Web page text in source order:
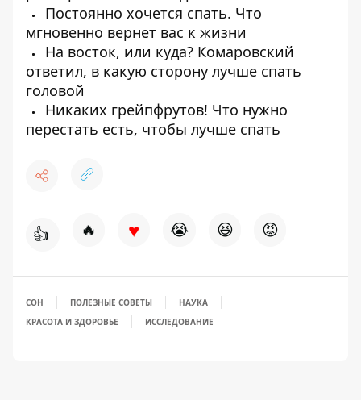
Постоянно хочется спать. Что
мгновенно вернет вас к жизни
На восток, или куда? Комаровский
ответил, в какую сторону лучше спать
головой
Никаких грейпфрутов! Что нужно
перестать есть, чтобы лучше спать
👍 🔥 ♥ 😭 😆 😡
СОН ПОЛЕЗНЫЕ СОВЕТЫ
НАУКА
КРАСОТА И ЗДОРОВЬЕ
ИССЛЕДОВАНИЕ